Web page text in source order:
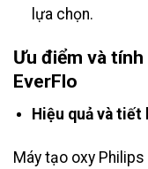
lựa chọn.
Ưu điểm và
EverFlo
Hiệu quả và tiết
Máy tạo oxy